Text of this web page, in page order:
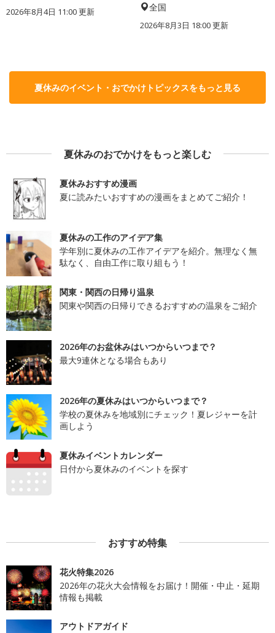
2026年8月4日 11:00更新 全国
2026年8月3日 18:00更新
夏休みのイベント・おでかけトピックスをもっと見る
夏休みのおでかけをもっと楽しむ
夏休みおすすめ漫画
夏に読みたいおすすめの漫画をまとめてご紹介！
夏休みの工作のアイデア集
学年別に夏休みの工作アイデアを紹介。無理なく無
駄なく、自由工作に取り組もう！
関東・関西の日帰り温泉
関東や関西の日帰りできるおすすめの温泉をご紹介
2026年のお盆休みはいつからいつまで？
最大9連休となる場合もあり
2026年の夏休みはいつからいつまで？
学校の夏休みを地域別にチェック！夏レジャーを計
画しよう
夏休みイベントカレンダー
日付から夏休みのイベントを探す
おすすめ特集
花火特集2026
2026年の花火大会情報をお届け！開催・中止・延期
情報も掲載
アウトドアガイド